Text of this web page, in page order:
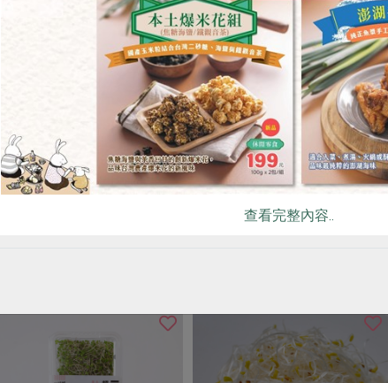
永豐農業有限公司
青花芽(環保級)永豐-100g/
盒
綠藤生物科技股份有限公司(生鮮)
蘿蔔嬰(環保級)綠藤-160g/
盒(一寸鮮)
160公克/盒查看完整內容..